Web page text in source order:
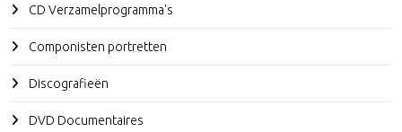
CD Verzamelprogramma's
Componisten portretten
Discografieën
DVD Documentaires